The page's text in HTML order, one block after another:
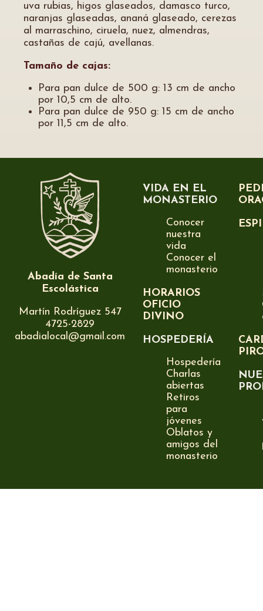
uva rubias, higos glaseados, damasco turco,
naranjas glaseadas, ananá glaseado, cerezas
al marraschino, ciruela, nuez, almendras,
castañas de cajú, avellanas.
Tamaño de cajas:
Para pan dulce de 500 g: 13 cm de ancho
por 10,5 cm de alto.
Para pan dulce de 950 g: 15 cm de ancho
por 11,5 cm de alto.
Abadía de Santa
Escolástica
Martín Rodríguez 547
4725-2829
abadialocal@gmail.com
VIDA EN EL
MONASTERIO
Conocer
nuestra
vida
Conocer el
monasterio
HORARIOS
OFICIO
DIVINO
HOSPEDERÍA
Hospedería
Charlas
abiertas
Retiros
para
jóvenes
Oblatos y
amigos del
monasterio